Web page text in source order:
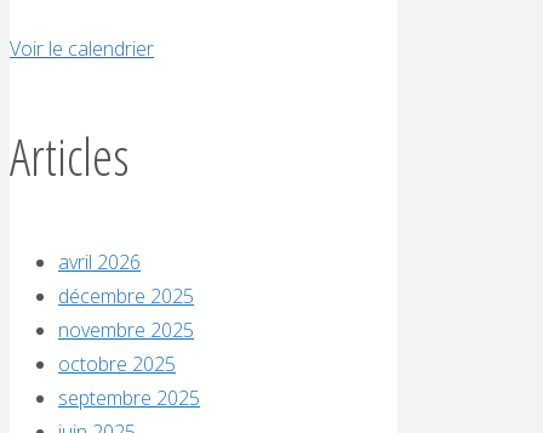
Voir le calendrier
Articles
avril 2026
décembre 2025
novembre 2025
octobre 2025
septembre 2025